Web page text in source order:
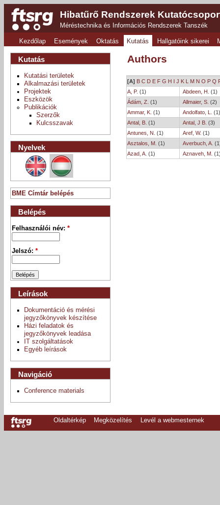
Hibatűrő Rendszerek
Méréstechnika és Információs Rendszerek Tanszék
Kezdőlap Események Oktatás Kutatás Hallgatóink sikerei
Authors
[A] B C D E F G H I J K L M N O P Q
A, P. (1) Abdeen, H. (1)
Ádám, Z. (1) Allmaier, S. (2)
Ammar, K. (1) Andolfato, L.
(1)
Antal, B. (1) Antal, J B. (3)
Antunes, N. (1) Aref, W. (1)
Asztalos, M. (1) Averbuch, A.
Azad, A. (1) Aznaveh, M.
Kutatás
Kutatási területek
Alkalmazási területek
Projektek
Eszközök
Publikációk
Szerzők
Kulcsszavak
Nyelvek
BME Címtár belépés
Belépés
Felhasználói név:*
Jelszó:*
Leírások
Dokumentáció és mérési
jegyzőkönyvek készítése
Házi feladatok és
jegyzőkönyvek leadása
IT szolgáltatások
Egyéb leírások
Navigáció
Conference materials
Oldaltérkép Megközelítés Levél a webmesternek